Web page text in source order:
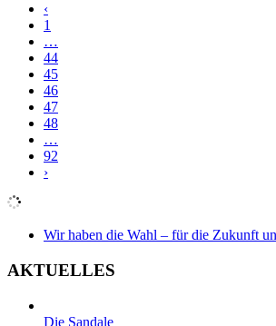
‹
1
…
44
45
46
47
48
…
92
›
Wir haben die Wahl – für die Zukunft
AKTUELLES
Die Sandale